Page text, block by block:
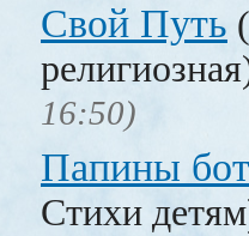
Свой Путь
16:50)
Папины
Стихи